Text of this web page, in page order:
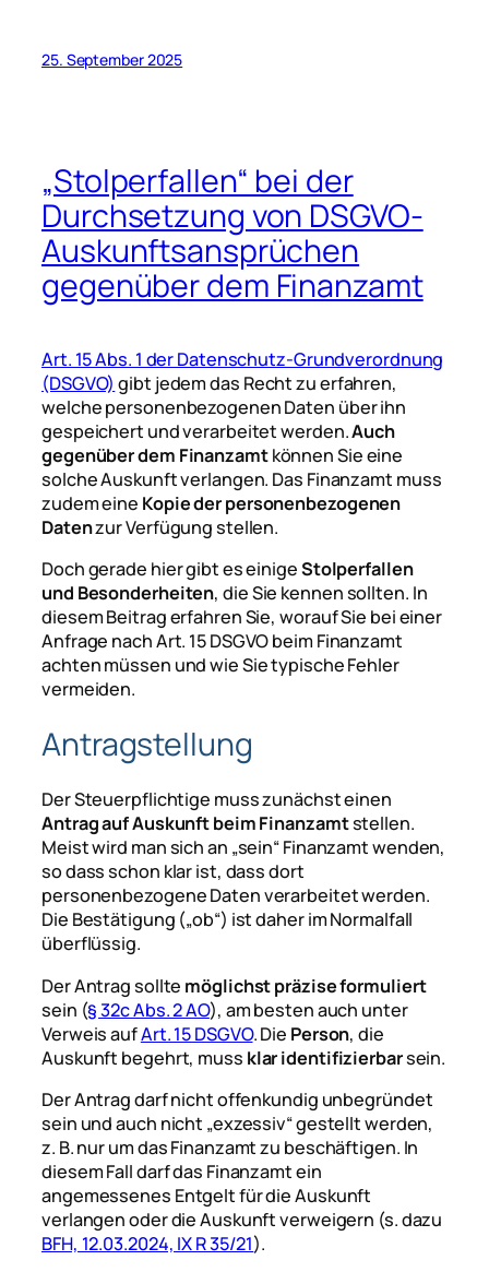
25. September 2025
„Stolperfallen“ bei der
Durchsetzung von DSGVO-
Auskunftsansprüchen
gegenüber dem Finanzamt
Art. 15 Abs. 1 der Datenschutz-Grundverordnung
(DSGVO) gibt jedem das Recht zu erfahren,
welche personenbezogenen Daten über ihn
gespeichert und verarbeitet werden.Auch
gegenüber dem Finanzamtkönnen Sie eine
solche Auskunft verlangen. Das Finanzamt muss
zudem eine Kopie der personenbezogenen
Datenzur Verfügung stellen.
Doch gerade hier gibt es einigeStolperfallen
und Besonderheiten, die Sie kennen sollten. In
diesem Beitrag erfahren Sie, worauf Sie bei einer
Anfrage nach Art. 15 DSGVO beim Finanzamt
achten müssen und wie Sie typische Fehler
vermeiden.
Antragstellung
Der Steuerpflichtige muss zunächst einen
Antrag auf Auskunft beim Finanzamtstellen.
Meist wird man sich an „sein“ Finanzamt wenden,
so dass schon klar ist, dass dort
personenbezogene Daten verarbeitet werden.
Die Bestätigung („ob“) ist daher im Normalfall
überflüssig.
Der Antrag sollte möglichst präzise formuliert
sein (§ 32c Abs. 2 AO), am besten auch unter
Verweis aufArt. 15 DSGVO. Die Person, die
Auskunft begehrt, muss klar identifizierbarsein.
Der Antrag darf nicht offenkundig unbegründet
sein und auch nicht „exzessiv“ gestellt werden,
z. B. nur um das Finanzamt zu beschäftigen. In
diesem Fall darf das Finanzamt ein
angemessenes Entgelt für die Auskunft
verlangen oder die Auskunft verweigern (s. dazu
BFH, 12.03.2024, IX R 35/21).